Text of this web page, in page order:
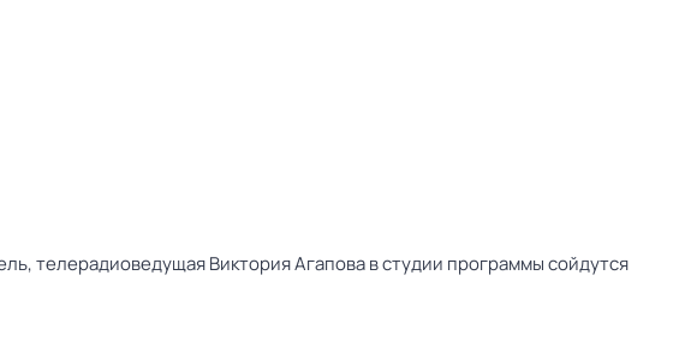
телерадиоведущая Виктория Агапова в студии программы сойдутся